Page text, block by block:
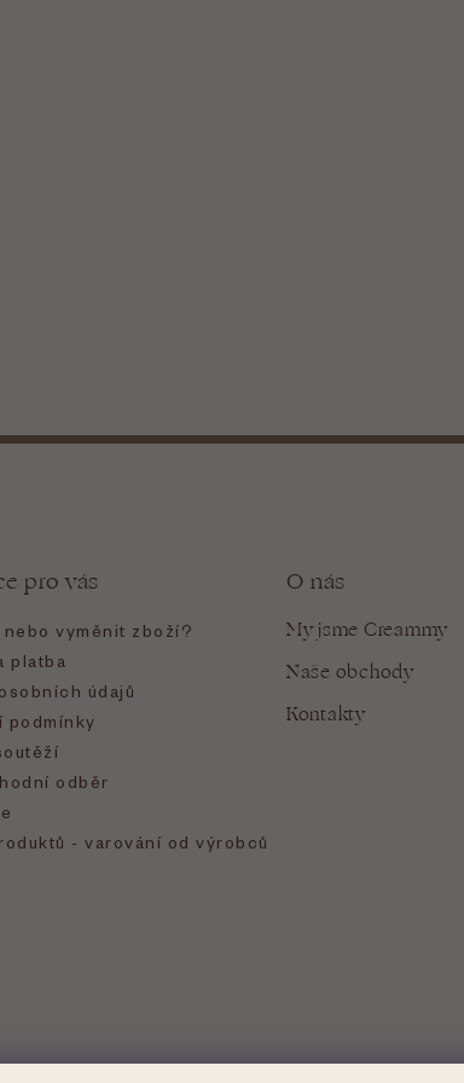
pro vás
vyměnit zboží?
platba
údajů
podmínky
odběr
- varování od výrobců
O nás
My jsme Creammy
Naše obchody
Kontakty